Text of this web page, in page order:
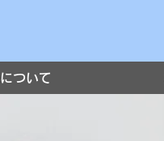
ついて